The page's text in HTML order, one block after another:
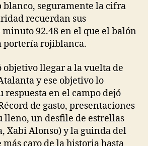
seguramente la cifra
recuerdan sus
minuto 92.48 en el que el balón
portería rojiblanca.
objetivo llegar a la vuelta de
y ese objetivo lo
respuesta en el campo dejó
de gasto, presentaciones
lleno, un desfile de estrellas
Xabi Alonso) y la guinda del
caro de la historia hasta